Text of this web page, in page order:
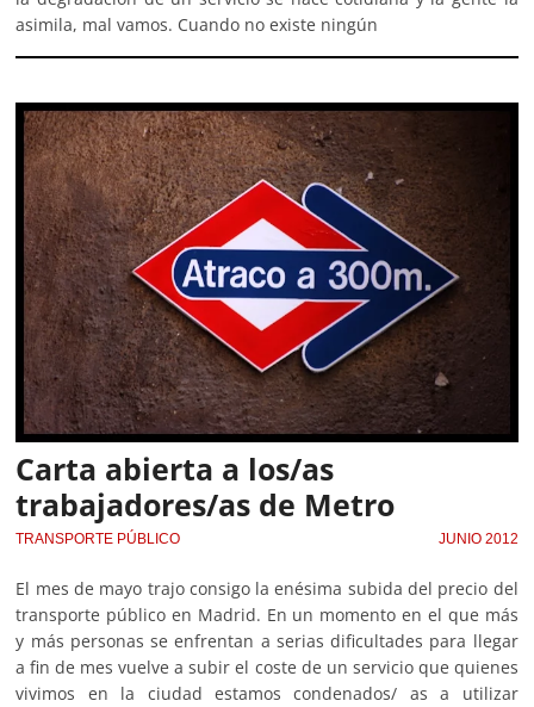
asimila, mal vamos. Cuando no existe ningún
Carta abierta a los/as
trabajadores/as de Metro
TRANSPORTE PÚBLICO JUNIO 2012
El mes de mayo trajo consigo la enésima subida del precio del
transporte público en Madrid. En un momento en el que más
y más personas se enfrentan a serias dificultades para llegar
a fin de mes vuelve a subir el coste de un servicio que quienes
vivimos en la ciudad estamos condenados/ as a utilizar